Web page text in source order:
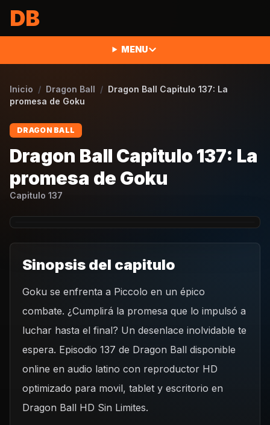
DB
MENU
Inicio / Dragon Ball / Dragon Ball Capitulo 137: La
promesa de Goku
DRAGON BALL
Dragon Ball Capitulo 137: La
promesa de Goku
Capitulo 137
REPRODUCIR CAPITULO
Dragon Ball Capitulo 137: La promesa de Goku
CARGAR REPRODUCTOR
Sinopsis del capitulo
Goku se enfrenta a Piccolo en un épico
combate. ¿Cumplirá la promesa que lo impulsó a
luchar hasta el final? Un desenlace inolvidable te
espera. Episodio 137 de Dragon Ball disponible
online en audio latino con reproductor HD
optimizado para movil, tablet y escritorio en
Dragon Ball HD Sin Limites.